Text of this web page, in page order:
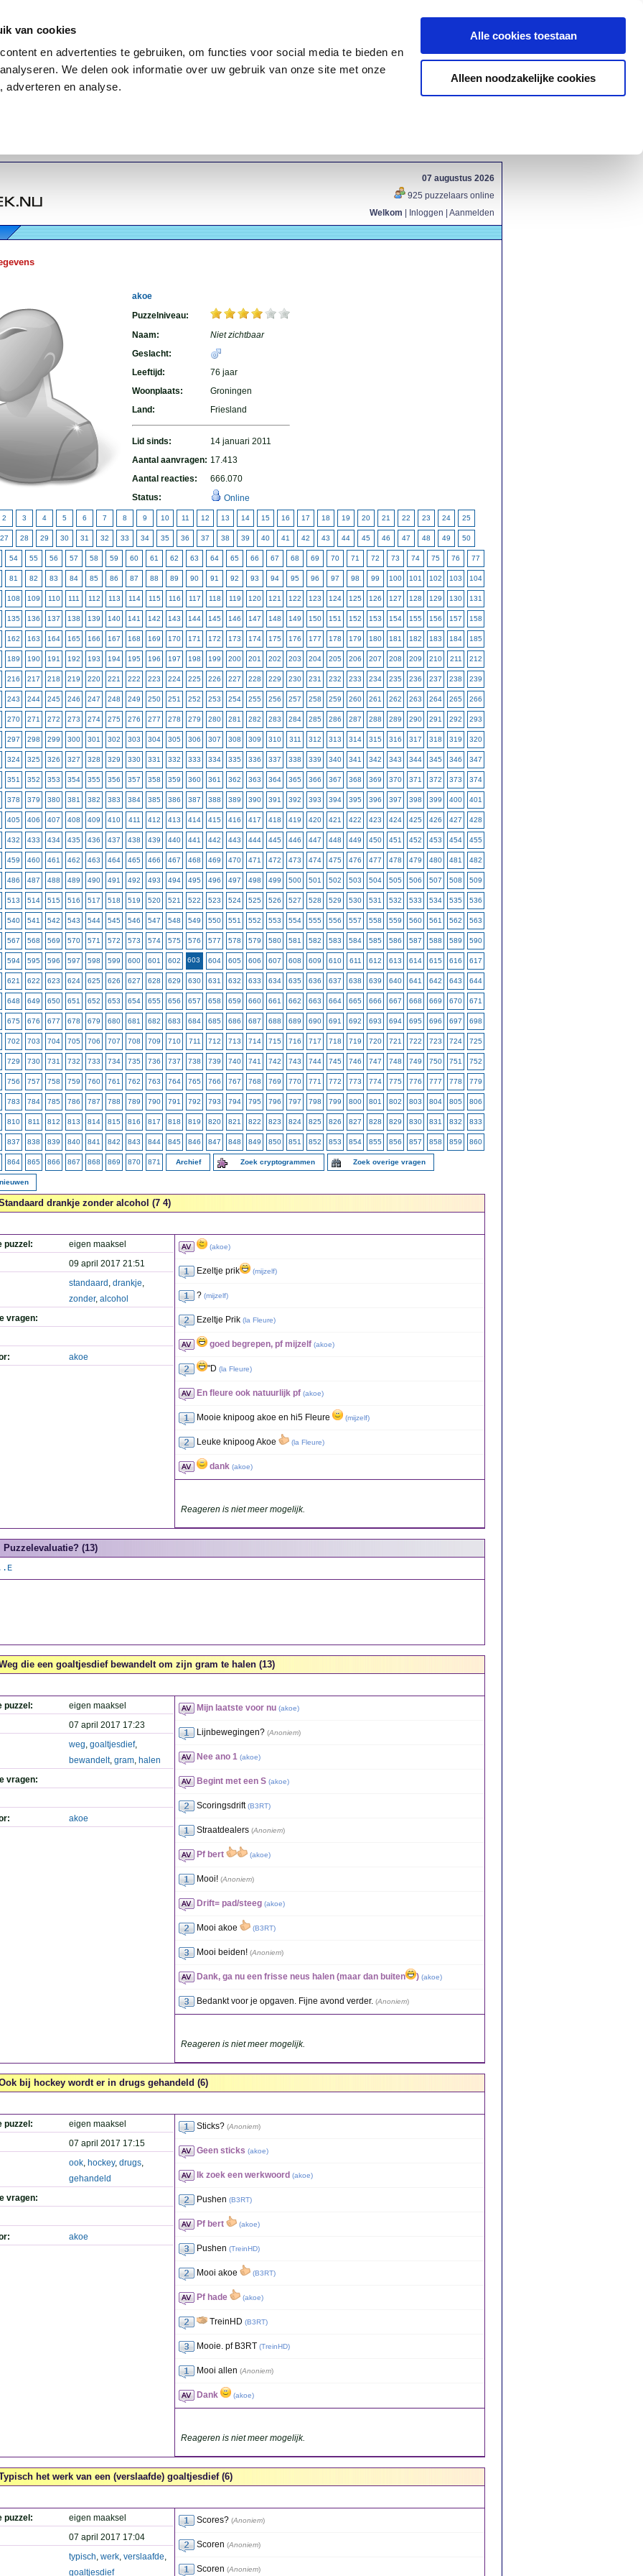
van cookies
en advertenties te gebruiken, om functies voor social media te bieden en
We delen ook informatie over uw gebruik van onze site met onze
adverteren en analyse.
Alle cookies toestaan
Alleen noodzakelijke cookies
07 augustus 2026
925 puzzelaars online
Welkom
Inloggen Aanmelden
akoe
Puzzelniveau:
Naam:
Niet zichtbaar
Geslacht:
Leeftijd:
76 jaar
Woonplaats:
Groningen
Land:
Friesland
Lid sinds:
14 januari 2011
Aantal aanvragen: 17.413
Aantal reacties:
666.070
Status:
Online
2 3 4 5 6 7 8 9 10 11 12 13 14 15 16 17 18 19 20 21 22 23 24 25
27 28 29 30 31 32 33 34 35 36 37 38 39 40 41 42 43 44 45 46 47 48 49 50
54 55 56 57 58 59 60 61 62 63 64 65 66 67 68 69 70 71 72 73 74 75 76 77
81 82 83 84 85 86 87 88 89 90 91 92 93 94 95 96 97 98 99 100 101 102 103 104
108 109 110 111 112 113 114 115 116 117 118 119 120 121 122 123 124 125 126 127 128 129 130 131
135 136 137 138 139 140 141 142 143 144 145 146 147 148 149 150 151 152 153 154 155 156 157 158
162 163 164 165 166 167 168 169 170 171 172 173 174 175 176 177 178 179 180 181 182 183 184 185
189 190 191 192 193 194 195 196 197 198 199 200 201 202 203 204 205 206 207 208 209 210 211 212
216 217 218 219 220 221 222 223 224 225 226 227 228 229 230 231 232 233 234 235 236 237 238 239
243 244 245 246 247 248 249 250 251 252 253 254 255 256 257 258 259 260 261 262 263 264 265 266
270 271 272 273 274 275 276 277 278 279 280 281 282 283 284 285 286 287 288 289 290 291 292 293
297 298 299 300 301 302 303 304 305 306 307 308 309 310 311 312 313 314 315 316 317 318 319 320
324 325 326 327 328 329 330 331 332 333 334 335 336 337 338 339 340 341 342 343 344 345 346 347
351 352 353 354 355 356 357 358 359 360 361 362 363 364 365 366 367 368 369 370 371 372 373 374
378 379 380 381 382 383 384 385 386 387 388 389 390 391 392 393 394 395 396 397 398 399 400 401
405 406 407 408 409 410 411 412 413 414 415 416 417 418 419 420 421 422 423 424 425 426 427 428
432 433 434 435 436 437 438 439 440 441 442 443 444 445 446 447 448 449 450 451 452 453 454 455
459 460 461 462 463 464 465 466 467 468 469 470 471 472 473 474 475 476 477 478 479 480 481 482
486 487 488 489 490 491 492 493 494 495 496 497 498 499 500 501 502 503 504 505 506 507 508 509
513 514 515 516 517 518 519 520 521 522 523 524 525 526 527 528 529 530 531 532 533 534 535 536
540 541 542 543 544 545 546 547 548 549 550 551 552 553 554 555 556 557 558 559 560 561 562 563
567 568 569 570 571 572 573 574 575 576 577 578 579 580 581 582 583 584 585 586 587 588 589 590
594 595 596 597 598 599 600 601 602 603 604 605 606 607 608 609 610 611 612 613 614 615 616 617
621 622 623 624 625 626 627 628 629 630 631 632 633 634 635 636 637 638 639 640 641 642 643 644
648 649 650 651 652 653 654 655 656 657 658 659 660 661 662 663 664 665 666 667 668 669 670 671
675 676 677 678 679 680 681 682 683 684 685 686 687 688 689 690 691 692 693 694 695 696 697 698
702 703 704 705 706 707 708 709 710 711 712 713 714 715 716 717 718 719 720 721 722 723 724 725
729 730 731 732 733 734 735 736 737 738 739 740 741 742 743 744 745 746 747 748 749 750 751 752
756 757 758 759 760 761 762 763 764 765 766 767 768 769 770 771 772 773 774 775 776 777 778 779
783 784 785 786 787 788 789 790 791 792 793 794 795 796 797 798 799 800 801 802 803 804 805 806
810 811 812 813 814 815 816 817 818 819 820 821 822 823 824 825 826 827 828 829 830 831 832 833
837 838 839 840 841 842 843 844 845 846 847 848 849 850 851 852 853 854 855 856 857 858 859 860
864 865 866 867 868 869 870 871 Archief Zoek cryptogrammen Zoek overige vragen
drankje zonder alcohol (7 4)
puzzel:
eigen maaksel
09 april 2017 21:51
standaard , drankje,
zonder, alcohol
vragen:
akoe
(akoe)
Ezeltje prik (mijzelf)
? (mijzelf)
Ezeltje Prik (la Fleure)
goed begrepen, pf mijzelf (akoe)
"D (la Fleure)
En fleure ook natuurlijk pf (akoe)
Mooie knipoog akoe en hi5 Fleure (mijzelf)
Leuke knipoog Akoe (la Fleure)
dank (akoe)
Reageren is niet meer mogelijk.
Puzzelevaluatie? (13)
die een goaltjesdief bewandelt om zijn gram te halen (13)
puzzel:
eigen maaksel
07 april 2017 17:23
weg, goaltjesdief,
bewandelt, gram, halen
vragen:
akoe
Mijn laatste voor nu (akoe)
Lijnbewegingen? (Anoniem)
Nee ano 1 (akoe)
Begint met een S (akoe)
Scoringsdrift (B3RT)
Straatdealers (Anoniem)
Pf bert (akoe)
Mooi! (Anoniem)
Drift= pad/steeg (akoe)
Mooi akoe (B3RT)
Mooi beiden! (Anoniem)
Dank, ga nu een frisse neus halen (maar dan buiten ) (akoe)
Bedankt voor je opgaven. Fijne avond verder. (Anoniem)
Reageren is niet meer mogelijk.
bij hockey wordt er in drugs gehandeld (6)
puzzel:
eigen maaksel
07 april 2017 17:15
ook, hockey, drugs,
gehandeld
vragen:
akoe
Sticks? (Anoniem)
Geen sticks (akoe)
Ik zoek een werkwoord (akoe)
Pushen (B3RT)
Pf bert (akoe)
Pushen (TreinHD)
Mooi akoe (B3RT)
Pf hade (akoe)
TreinHD (B3RT)
Mooie. pf B3RT (TreinHD)
Mooi allen (Anoniem)
Dank (akoe)
Reageren is niet meer mogelijk.
het werk van een (verslaafde) goaltjesdief (6)
puzzel:
eigen maaksel
07 april 2017 17:04
typisch, werk, verslaafde,
goaltjesdief
Scores? (Anoniem)
Scoren (Anoniem)
Scoren (Anoniem)